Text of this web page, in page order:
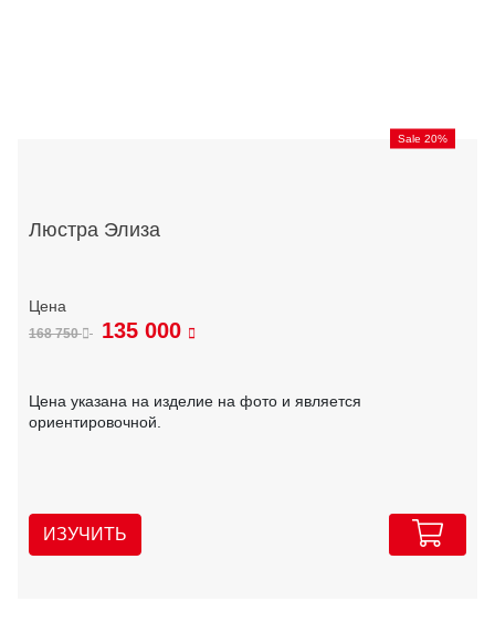
Sale 20%
Люстра Элиза
168 750 135 000
Цена указана на изделие на фото и является
ориентировочной.
ИЗУЧИТЬ